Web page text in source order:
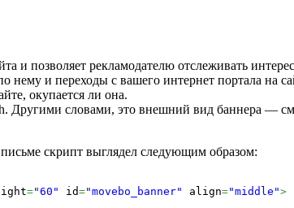
и позволяет рекламодателю отслеживать
нему и переходы с вашего интернет портала на
окупается ли она.
словами, это внешний вид баннера —
скрипт выглядел следующим образом:
="60" id="movebo_banner" align="middle">